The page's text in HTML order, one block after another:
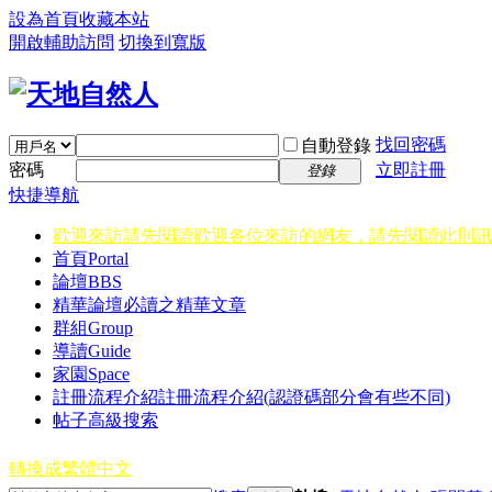
設為首頁收藏本站
開啟輔助訪問 切換到寬版
自動登錄 找回密碼
密碼
登錄
立即註冊
快捷導航
歡迎來訪請先閱讀歡迎各位來訪的網友，請先閱讀此則
首頁Portal
論壇BBS
精華論壇必讀之精華文章
群組Group
導讀Guide
家園 Space
註冊流程介紹註冊流程介紹(認證碼部分會有些不同)
帖子高級搜索
轉換成繁體中文